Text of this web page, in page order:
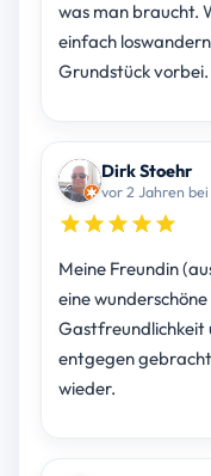
was man braucht.
einfach
Grundstück
Dirk Stoehr
vor 2 Jahren
Meine Freundin
eine
Gastfreundlichkeit
entgegen
wieder.